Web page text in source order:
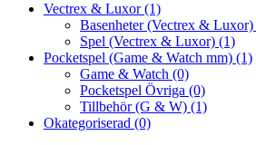
Vectrex & Luxor(1)
Basenheter (Vectrex & Luxor)
Spel (Vectrex & Luxor) (1)
Pocketspel (Game & Watch mm) (1)
Game & Watch (0)
Pocketspel Övriga (0)
Tillbehör (G & W) (1)
Okategoriserad (0)